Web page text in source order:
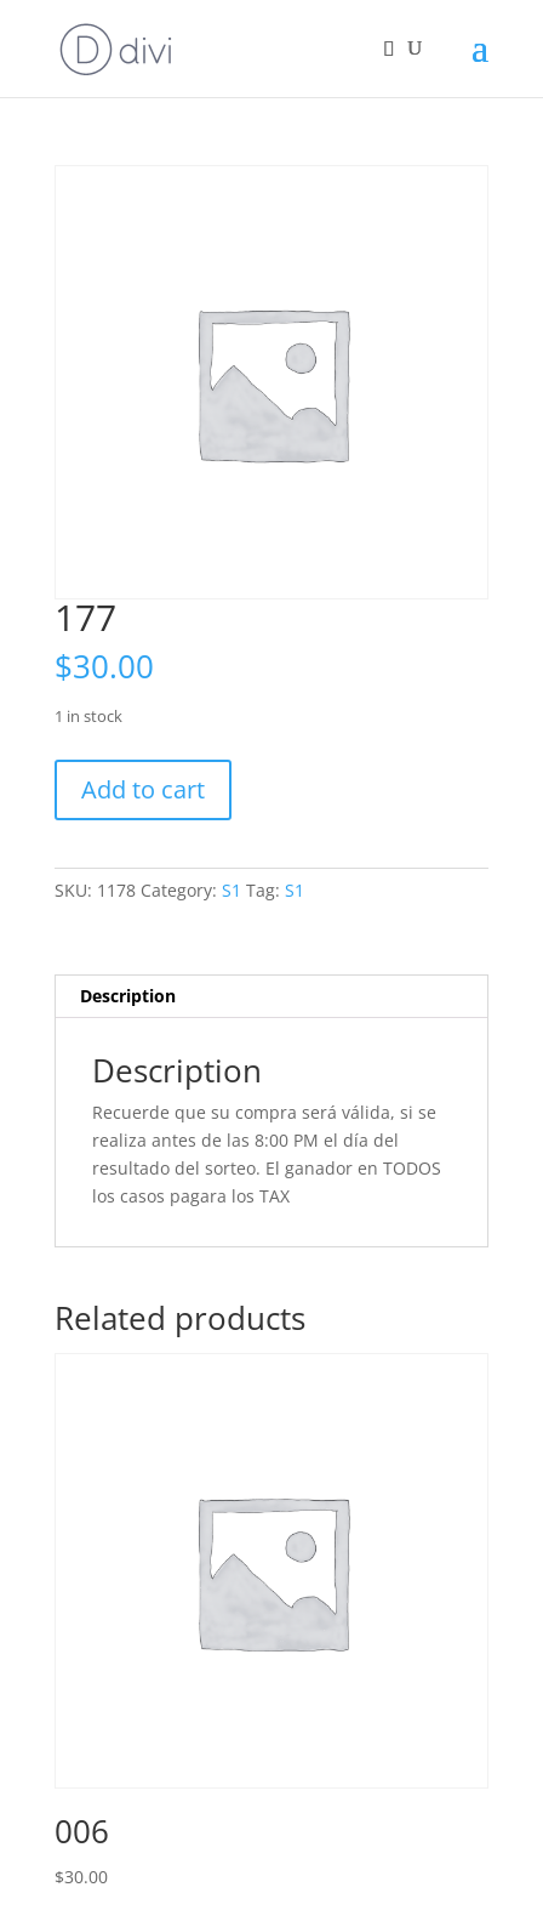
177
$30.00
1 in stock
quantity
Add to cart
SKU: 1178 Category: S1 Tag: S1
Description
Description
Recuerde que su compra será válida, si se
realiza antes de las 8:00 PM el día del
resultado del sorteo. El ganador en TODOS
los casos pagara los TAX
Related products
006
$30.00